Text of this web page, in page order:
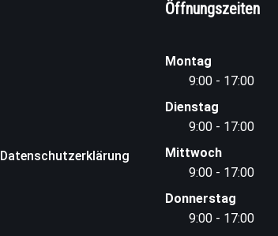
Datenschutzerklärung
Öffnungszeiten
Montag
9:00 - 17:00
Dienstag
9:00 - 17:00
Mittwoch
9:00 - 17:00
Donnerstag
9:00 - 17:00